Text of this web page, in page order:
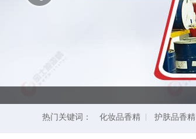
热门关键词： 化妆品香精 护肤品香精